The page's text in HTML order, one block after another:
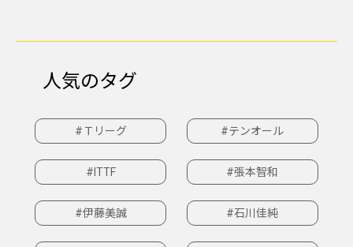
人気のタグ
#Ｔリーグ #テンオール
#ITTF #張本智和
#伊藤美誠 #石川佳純